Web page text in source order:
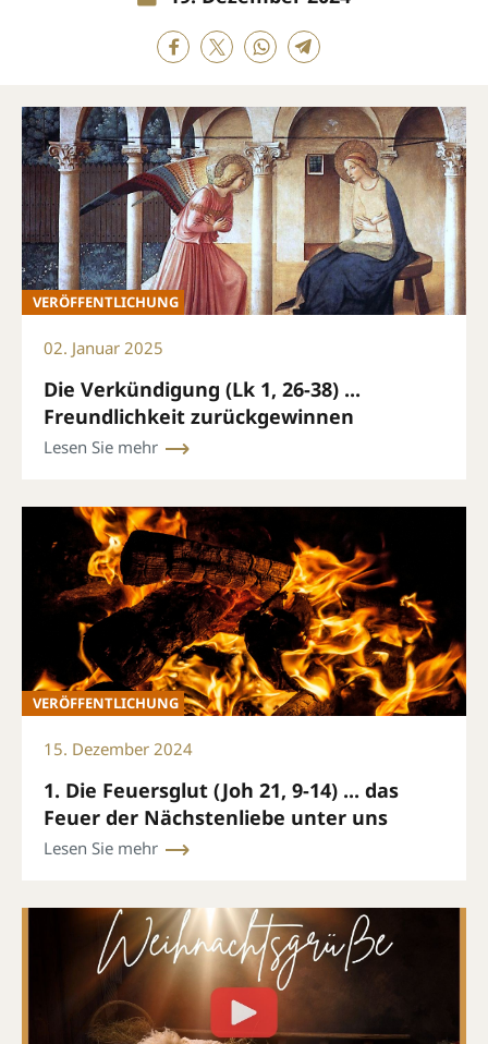
VERÖFFENTLICHUNG
02. Januar 2025
Die Verkündigung (Lk 1, 26-38) ...
Freundlichkeit zurückgewinnen
Lesen Sie mehr
VERÖFFENTLICHUNG
15. Dezember 2024
1. Die Feuersglut (Joh 21, 9-14) ... das
Feuer der Nächstenliebe unter uns
Lesen Sie mehr